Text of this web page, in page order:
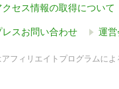
セス情報の取得について
レスお問い合わせ 運営
フィリエイトプログラムによ